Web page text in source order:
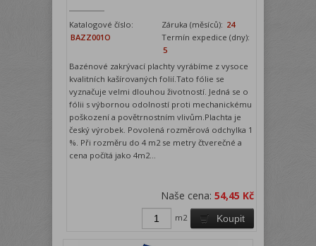
Katalogové číslo:
BAZZ001O
Záruka (měsíců): 24
Termín expedice (dny):
5
Bazénové zakrývací plachty vyrábíme z vysoce
kvalitních kašírovaných folií.Tato fólie se
vyznačuje velmi dlouhou životností. Jedná se o
fólii s výbornou odolností proti mechanickému
poškození a povětrnostním vlivům.Plachta je
český výrobek. Povolená rozměrová odchylka 1
%. Při rozměru do 4 m2 se metry čtverečné a
cena počítá jako 4m2...
Naše cena:54,45 Kč
Koupit
m2